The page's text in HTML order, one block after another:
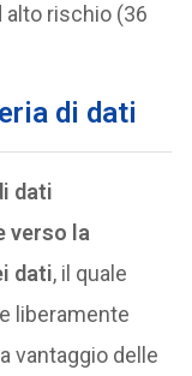
alto rischio (36
di dati
dati
verso la
dati, il quale
liberamente
vantaggio delle